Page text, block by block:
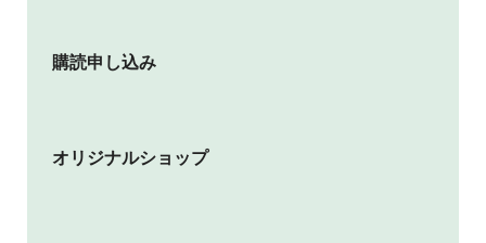
購読申し込み
オリジナルショップ